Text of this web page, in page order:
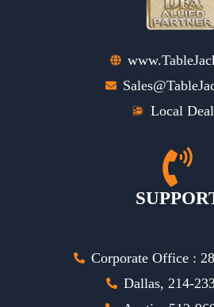
Local
Corporate Office :
Dallas, 214-